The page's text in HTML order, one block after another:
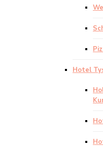
Hotel